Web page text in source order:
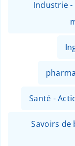
Industrie
Santé -
Savoirs de